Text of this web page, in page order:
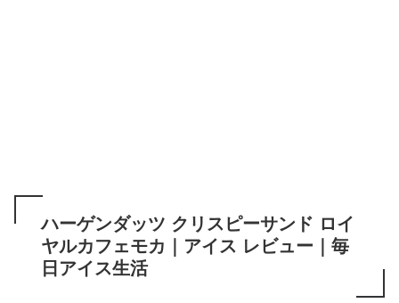
ハーゲンダッツ クリスピーサンド ロイ
ヤルカフェモカ｜アイス レビュー｜毎
日アイス生活